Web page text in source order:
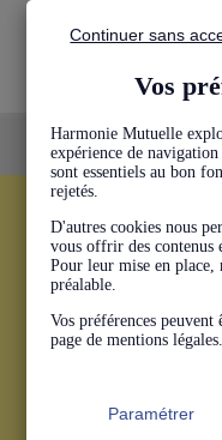
Édition
Vos
Harmonie Mutuelle
expérience de
sont essentiels au bon
rejetés.
D'autres cookies nous
vous offrir des contenus
Pour leur mise en
préalable.
Vos préférences
page de mentions légales.
Continuer sans
Paramétrer